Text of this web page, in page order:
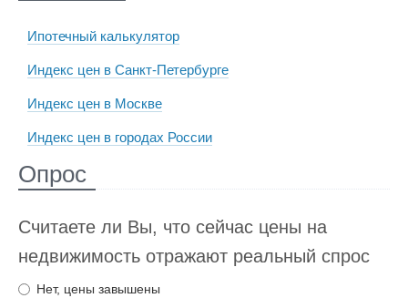
Ипотечный калькулятор
Индекс цен в Санкт-Петербурге
Индекс цен в Москве
Индекс цен в городах России
Опрос
Считаете ли Вы, что сейчас цены на
недвижимость отражают реальный спрос
Нет, цены завышены